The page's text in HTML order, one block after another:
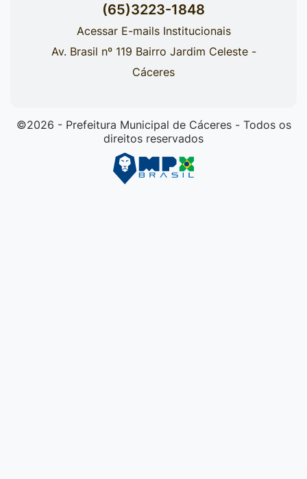
(65)3223-1848
Acessar E-mails Institucionais
Av. Brasil nº 119 Bairro Jardim Celeste -
Cáceres
©2026 - Prefeitura Municipal de Cáceres - Todos os
direitos reservados